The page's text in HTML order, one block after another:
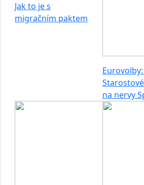
Jak to je s
migračním paktem
na nervy